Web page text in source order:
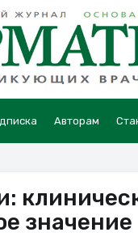
Авторам
значение